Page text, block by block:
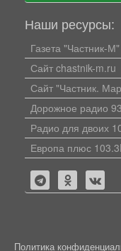
Наши ресурсы:
Газета "Частник-М"
Сайт chastnik-m.ru
Сайт "Частник.
Дорожное радио
Радио для двоих
Европа плюс
Политика